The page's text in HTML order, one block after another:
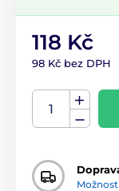
118 Kč
98 Kč bez DPH